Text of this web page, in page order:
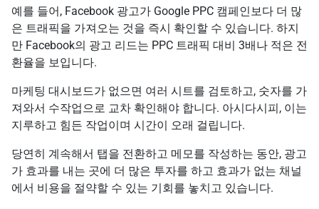
예를 들어, Facebook 광고가 Google PPC 캠페인보다 더 많
은 트래픽을 가져오는 것을 즉시 확인할 수 있습니다. 하지
만 Facebook의 광고 리드는 PPC 트래픽 대비 3배나 적은 전
환율을 보입니다.
마케팅 대시보드가 없으면 여러 시트를 검토하고, 숫자를 가
져와서 수작업으로 교차 확인해야 합니다. 아시다시피, 이는
지루하고 힘든 작업이며 시간이 오래 걸립니다.
당연히 계속해서 탭을 전환하고 메모를 작성하는 동안, 광고
가 효과를 내는 곳에 더 많은 투자를 하고 효과가 없는 채널
에서 비용을 절약할 수 있는 기회를 놓치고 있습니다.